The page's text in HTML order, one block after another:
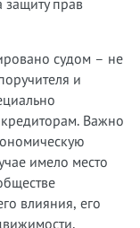
судом – не
и
Важно
имело место
влияния, его